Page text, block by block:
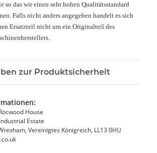
so das wir einen sehr hohen Qualitätsstandard
Falls nicht anders angegeben handelt es sich
Ersatzteil nicht um ein Originalteil des
zur Produktsicherheit
House
Estate
Vereinigtes Königreich, LL13 0HU